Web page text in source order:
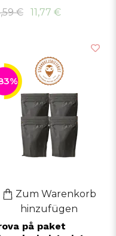
€
11,77 €
Zum Warenkorb
hinzufügen
på paket